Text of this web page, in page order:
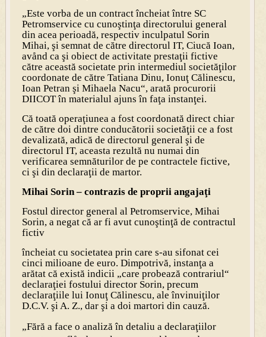
„Este vorba de un contract încheiat între SC
Petromservice cu cunoştinţa directorului general
din acea perioadă, respectiv inculpatul Sorin
Mihai, şi semnat de către directorul IT, Ciucă Ioan,
avånd ca şi obiect de activitate prestaţii fictive
către această societate prin intermediul societăţilor
coordonate de către Tatiana Dinu, Ionuţ Călinescu,
Ioan Petran şi Mihaela Nacu“, arată procurorii
DIICOT în materialul ajuns în faţa instanţei.
Că toată operaţiunea a fost coordonată direct chiar
de către doi dintre conducătorii societăţii ce a fost
devalizată, adică de directorul general şi de
directorul IT, aceasta rezultă nu numai din
verificarea semnăturilor de pe contractele fictive,
ci şi din declaraţii de martor.
Mihai Sorin – contrazis de proprii angajaţi
Fostul director general al Petromservice, Mihai
Sorin, a negat că ar fi avut cunoştinţă de contractul
fictiv
încheiat cu societatea prin care s-au sifonat cei
cinci milioane de euro. Dimpotrivă, instanţa a
arătat că există indicii „care probează contrariul“
declaraţiei fostului director Sorin, precum
declaraţiile lui Ionuţ Călinescu, ale învinuiţilor
D.C.V. şi A. Z., dar şi a doi martori din cauză.
„Fără a face o analiză în detaliu a declaraţiilor